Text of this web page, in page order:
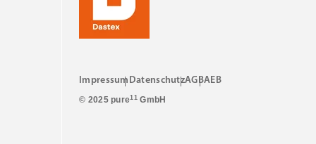
Impressum DatenschutzAGBAEB
© 2025 pure11 GmbH